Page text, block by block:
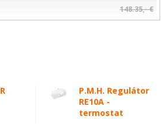
P.M.H. Regulátor
RE10A -
termostat
148.35,- €